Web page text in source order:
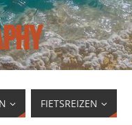
FIETSREIZEN